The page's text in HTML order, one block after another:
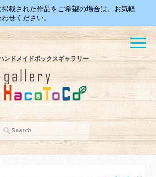
載された作品をご希望の場合は、お気軽
せください。
ンドメイドボックスギャラリー